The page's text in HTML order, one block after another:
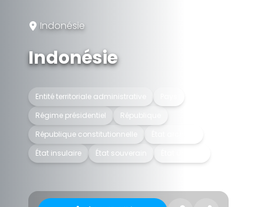
Indonésie
Indonésie
Entité territoriale administrative
Régime présidentiel
République
République constitutionnelle
État insulaire
État souverain